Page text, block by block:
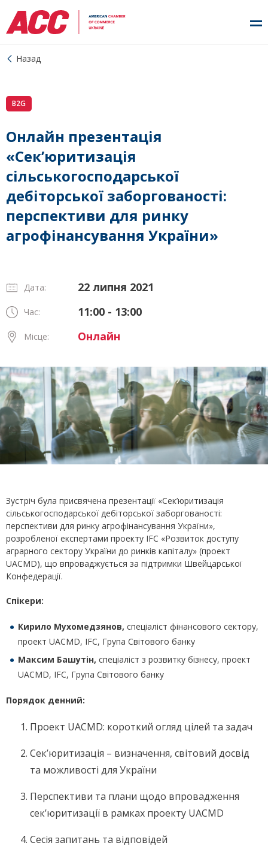
Назад
B2G
Онлайн презентація
«Сек’юритизація
сільськогосподарської
дебіторської заборгованості:
перспективи для ринку
агрофінансування України»
Дата: 22 липня 2021
Час: 11:00 - 13:00
Місце: Онлайн
Зустріч була присвячена презентації «Сек’юритизація
сільськогосподарської дебіторської заборгованості:
перспективи для ринку агрофінансування України»,
розробленої експертами проекту IFC «Розвиток доступу
аграрного сектору України до ринків капіталу» (проект
UACMD), що впроваджується за підтримки Швейцарської
Конфедерації.
Спікери:
Кирило Мухомедзянов, спеціаліст фінансового сектору,
проект UACMD, IFC, Група Світового банку
Максим Башутін, спеціаліст з розвитку бізнесу, проект
UACMD, IFC, Група Світового банку
Порядок денний:
Проект UACMD: короткий огляд цілей та задач
Сек’юритизація – визначення, світовий досвід
та можливості для України
Перспективи та плани щодо впровадження
сек’юритизації в рамках проекту UACMD
Сесія запитань та відповідей